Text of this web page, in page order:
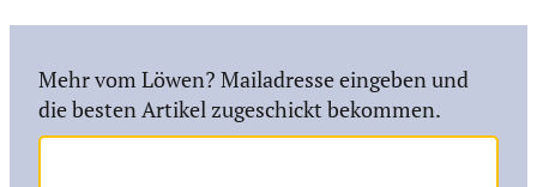
Mehr vom Löwen? Mailadresse eingeben und
die besten Artikel zugeschickt bekommen.